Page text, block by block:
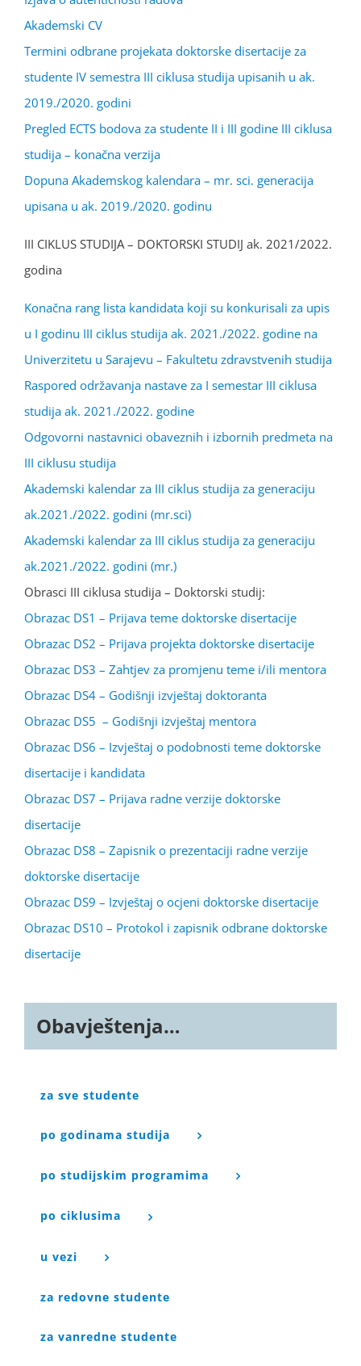
Akademski CV
Termini odbrane projekata doktorske disertacije za
studente IV semestra III ciklusa studija upisanih u ak.
2019./2020. godini
Pregled ECTS bodova za studente II i III godine III ciklusa
studija – konačna verzija
Dopuna Akademskog kalendara – mr. sci. generacija
upisana u ak. 2019./2020. godinu
III CIKLUS STUDIJA – DOKTORSKI STUDIJ ak. 2021/2022.
godina
Konačna rang lista kandidata koji su konkurisali za upis
u I godinu III ciklus studija ak. 2021./2022. godine na
Univerzitetu u Sarajevu – Fakultetu zdravstvenih studija
Raspored održavanja nastave za I semestar III ciklusa
studija ak. 2021./2022. godine
Odgovorni nastavnici obaveznih i izbornih predmeta na
III ciklusu studija
Akademski kalendar za III ciklus studija za generaciju
ak.2021./2022. godini (mr.sci)
Akademski kalendar za III ciklus studija za generaciju
ak.2021./2022. godini (mr.)
Obrasci III ciklusa studija – Doktorski studij:
Obrazac DS1 – Prijava teme doktorske disertacije
Obrazac DS2 – Prijava projekta doktorske disertacije
Obrazac DS3 – Zahtjev za promjenu teme i/ili mentora
Obrazac DS4 – Godišnji izvještaj doktoranta
Obrazac DS5 – Godišnji izvještaj mentora
Obrazac DS6 – Izvještaj o podobnosti teme doktorske
disertacije i kandidata
Obrazac DS7 – Prijava radne verzije doktorske
disertacije
Obrazac DS8 – Zapisnik o prezentaciji radne verzije
doktorske disertacije
Obrazac DS9 – Izvještaj o ocjeni doktorske disertacije
Obrazac DS10 – Protokol i zapisnik odbrane doktorske
disertacije
Obavještenja…
za sve studente
po godinama studija
po studijskim programima
po ciklusima
u vezi
za redovne studente
za vanredne studente